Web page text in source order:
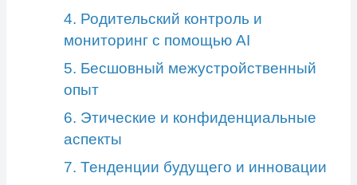
4. Родительский контроль и
мониторинг с помощью AI
5. Бесшовный межустройственный
опыт
6. Этические и конфиденциальные
аспекты
7. Тенденции будущего и инновации